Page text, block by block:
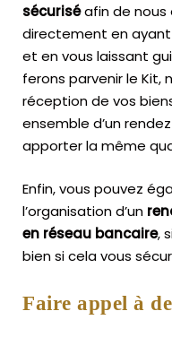
sécuriséafin de nous
directement en
et en vous laissant
ferons parvenir le Kit,
réception de vos
ensemble d’un
apporter la même
Enfin, vous pouvez
l’organisation d’un
en réseau bancaire,
bien si cela vous
Faire appel à